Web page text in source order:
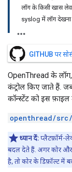
लॉग के किसी खास
syslog में लॉग देखना
GITHUB पर
OpenThread के
कंट्रोल किए जाते हैं.
कॉन्स्टेंट को इस फ़ाइल
openthread/
ध्यान दें: प्लैटफ़ॉर्म-
बदल देते हैं. अगर कोर और
है, तो कोर के डिफ़ॉल्ट में